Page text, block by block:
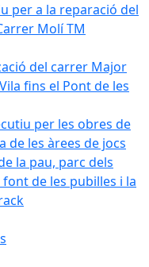
per a la reparació del
Molí TM
del carrer Major
fins el Pont de les
per les obres de
de les àrees de jocs
la pau, parc dels
de les pubilles i la